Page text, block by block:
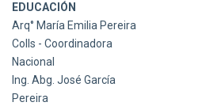
EDUCACIÓN
Arq° María Emilia Pereira
Colls - Coordinadora
Nacional
Ing. Abg. José García
Pereira